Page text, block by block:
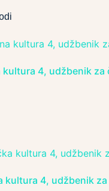
kultura 4, udžbenik
kultura 4, udžbenik